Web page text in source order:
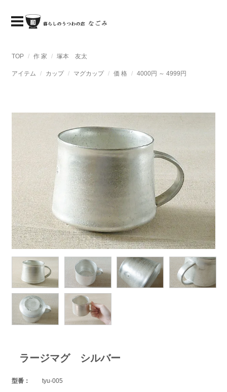
TOP 作 家 塚本 友太
アイテム カップ マグカップ 価 格 4000円 ～ 4999円
ラージマグ シルバー
型番： tyu-005